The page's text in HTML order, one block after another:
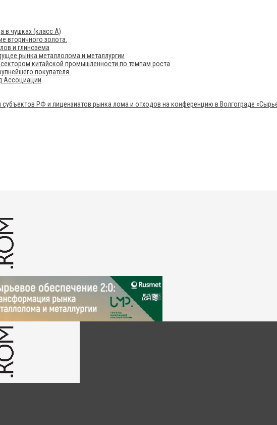
в чушках (класс А)
вторичного золота.
и глинозема
рынка металлолома и металлургии
китайской промышленности по темпам роста
покупателя.
Ассоциации
РФ и лицензиатов рынка лома и отходов на конференцию в Волгограде